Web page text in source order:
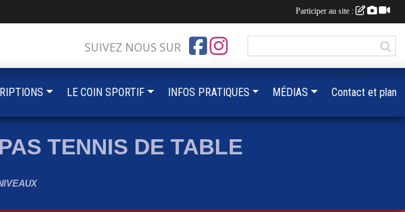
TENNIS DE TABLE
SUIVEZ NOUS SUR
LE COIN SPORTIF INFOS PRATIQUES MÉDIAS Contact et plan
Participer au site :